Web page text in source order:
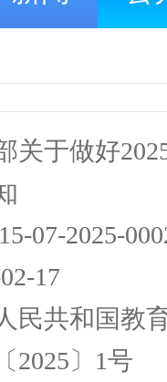
关于做好
07-2025-
17
民共和国教
2025〕1号